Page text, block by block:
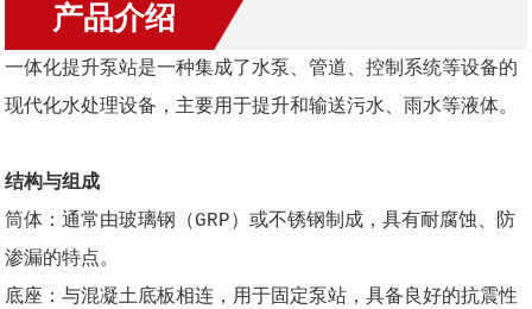
产品介绍
一体化提升泵站是一种集成了水泵、管道、控制系统等设备的
现代化水处理设备，主要用于提升和输送污水、雨水等液体。
结构与组成
筒体：通常由玻璃钢（GRP）或不锈钢制成，具有耐腐蚀、防
渗漏的特点。
底座：与混凝土底板相连，用于固定泵站，具备良好的抗震性